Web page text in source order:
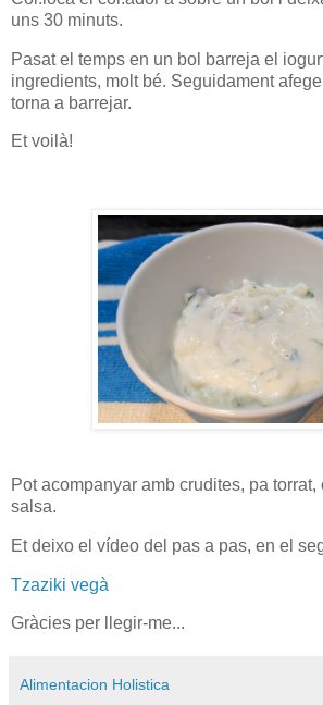
uns 30 minuts.
Pasat el temps en un bol barreja el
ingredients, molt bé. Seguidament
torna a barrejar.
Et voilà!
Pot acompanyar amb crudites, pa torrat,
salsa.
Et deixo el vídeo del pas a pas, en el
Tzaziki vegà
Gràcies per llegir-me...
Alimentacion Holistica